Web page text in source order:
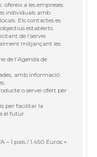
ofereix a les empreses
individuals amb
Els contactes es
establerts
de l’servei.
mitjançant les
de l’Agenda de
amb informació
o servei ofert per
per facilitar la
el futur.
– 1 país / 1.450 Euros +